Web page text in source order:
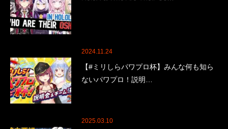
2024.11.24
【#ミリしらパワプロ杯】みんな何も知ら
ないパワプロ！説明…
2025.03.10